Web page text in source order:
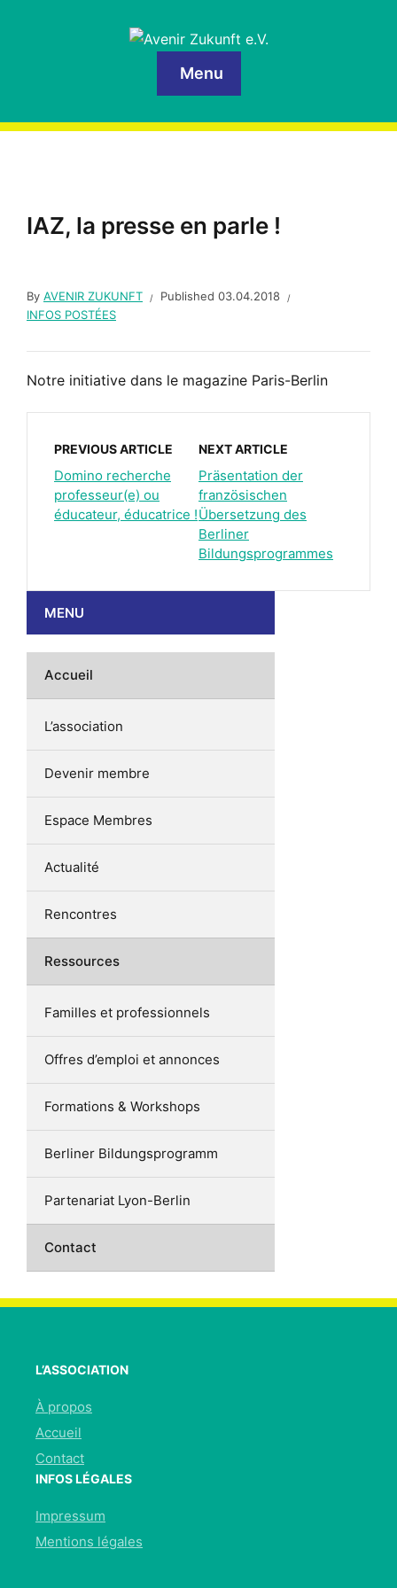
Menu
IAZ, la presse en parle !
By AVENIR ZUKUNFT Published 03.04.2018
INFOS POSTÉES
Notre initiative dans le magazine Paris-Berlin
PREVIOUS ARTICLE
Domino recherche
professeur(e) ou
éducateur, éducatrice !
NEXT ARTICLE
Präsentation der
französischen
Übersetzung des
Berliner
Bildungsprogrammes
MENU
Accueil
L’association
Devenir membre
Espace Membres
Actualité
Rencontres
Ressources
Familles et professionnels
Offres d’emploi et annonces
Formations & Workshops
Berliner Bildungsprogramm
Partenariat Lyon-Berlin
Contact
L’ASSOCIATION
À propos
Accueil
Contact
INFOS LÉGALES
Impressum
Mentions légales